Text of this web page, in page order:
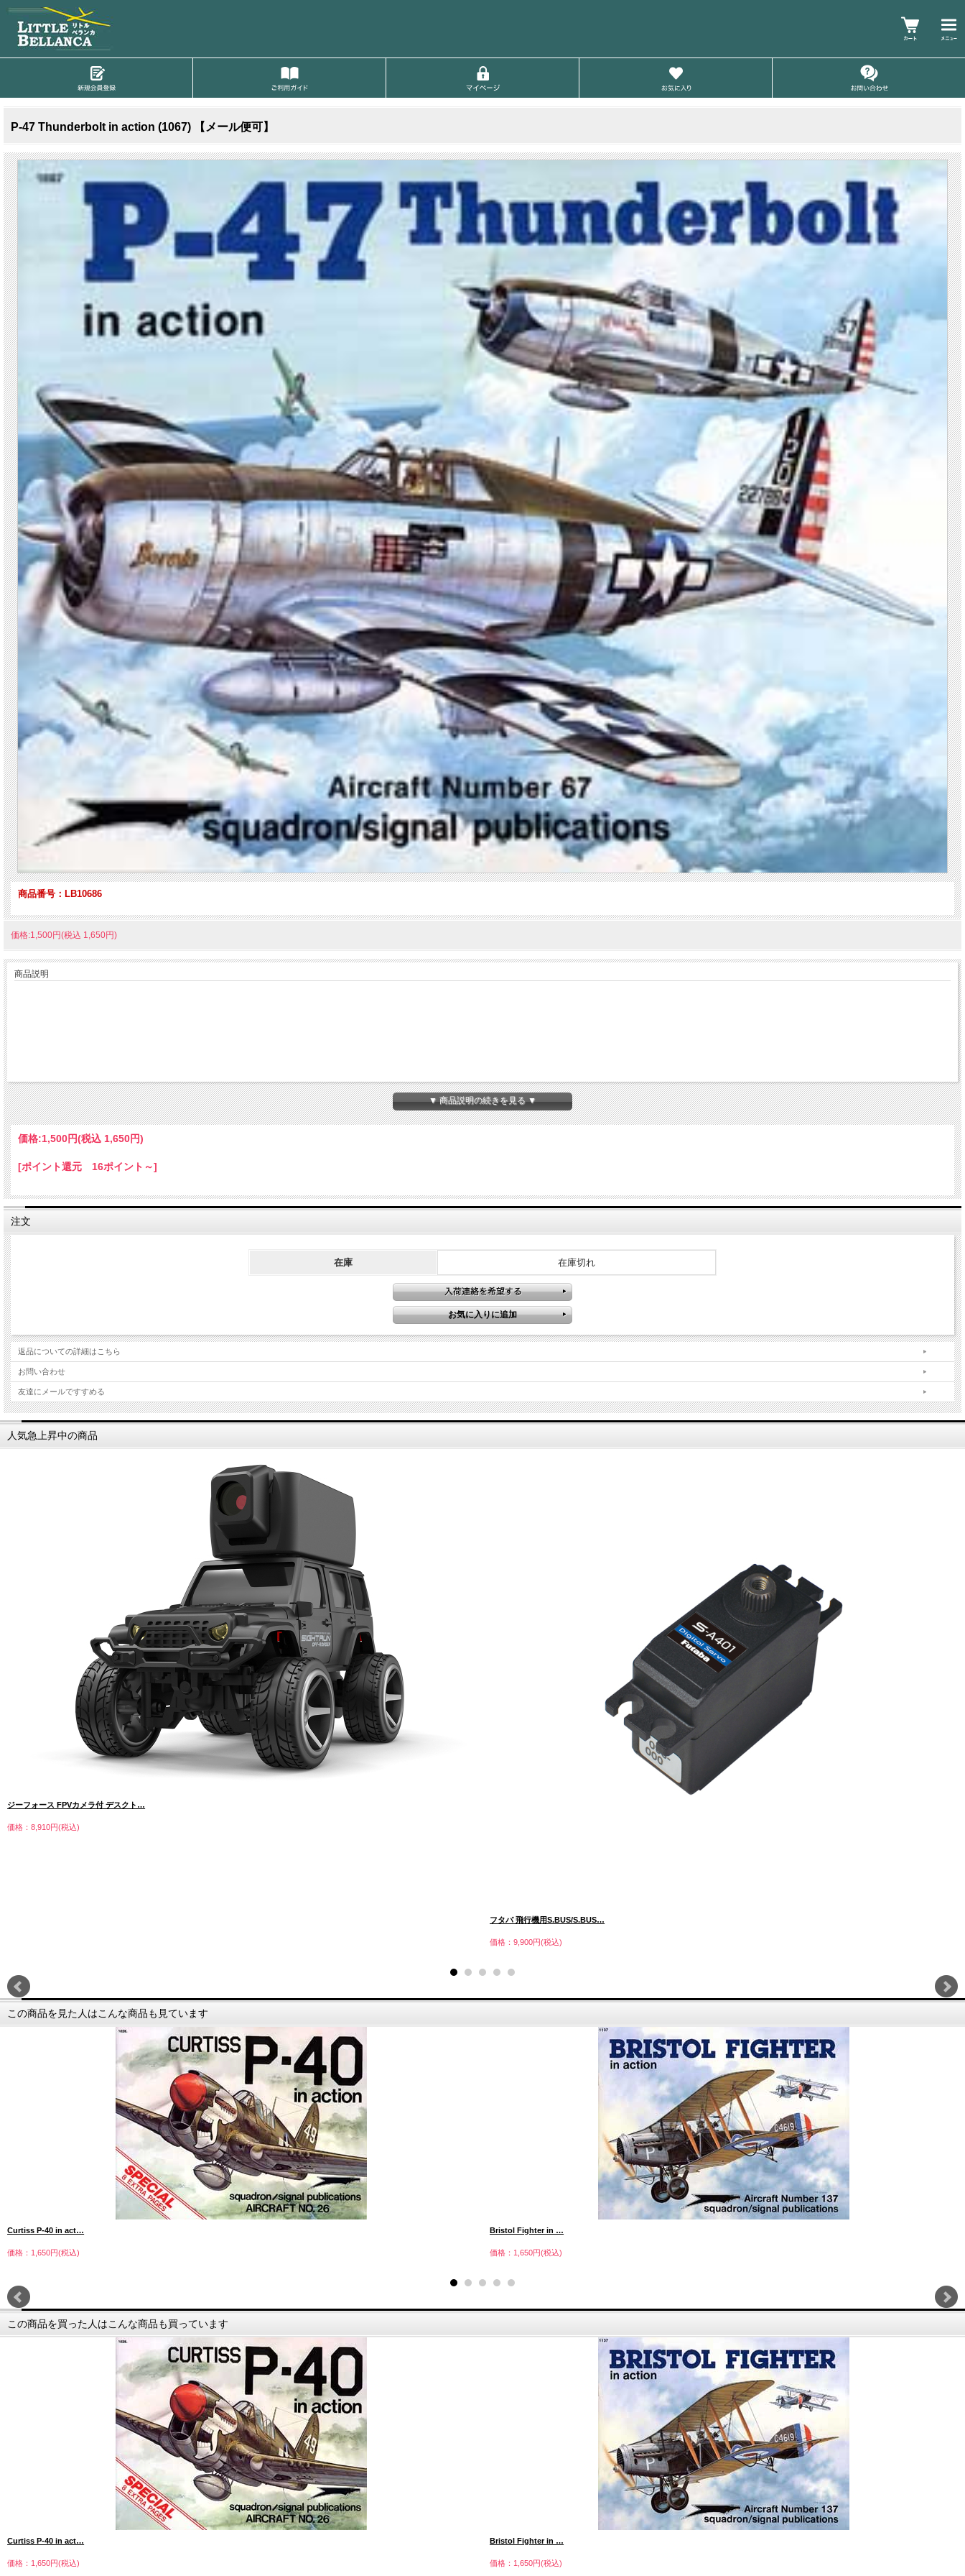
P-47 Thunderbolt in action (1067) 【メール便可】
商品番号：LB10686
価格:1,500円(税込 1,650円)
商品説明
▼ 商品説明の続きを見る ▼
価格:1,500円(税込 1,650円)
[ポイント還元 16ポイント～]
注文
在庫 在庫切れ
返品についての詳細はこちら
お問い合わせ
友達にメールですすめる
人気急上昇中の商品
ジーフォース FPVカメラ付 デスクト…
価格：8,910円(税込)
フタバ 飛行機用S.BUS/S.BUS…
価格：9,900円(税込)
この商品を見た人はこんな商品も見ています
Curtiss P-40 in act…
価格：1,650円(税込)
Bristol Fighter in …
価格：1,650円(税込)
この商品を買った人はこんな商品も買っています
Curtiss P-40 in act…
価格：1,650円(税込)
Bristol Fighter in …
価格：1,650円(税込)